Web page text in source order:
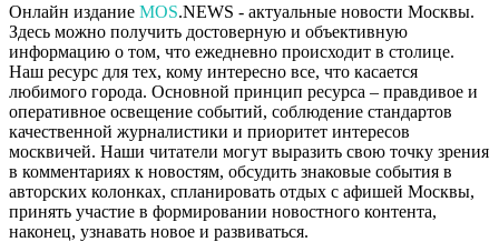
Онлайн издание MOS.NEWS - актуальные новости Москвы.
Здесь можно получить достоверную и объективную
информацию о том, что ежедневно происходит в столице.
Наш ресурс для тех, кому интересно все, что касается
любимого города. Основной принцип ресурса – правдивое и
оперативное освещение событий, соблюдение стандартов
качественной журналистики и приоритет интересов
москвичей. Наши читатели могут выразить свою точку зрения
в комментариях к новостям, обсудить знаковые события в
авторских колонках, спланировать отдых с афишей Москвы,
принять участие в формировании новостного контента,
наконец, узнавать новое и развиваться.